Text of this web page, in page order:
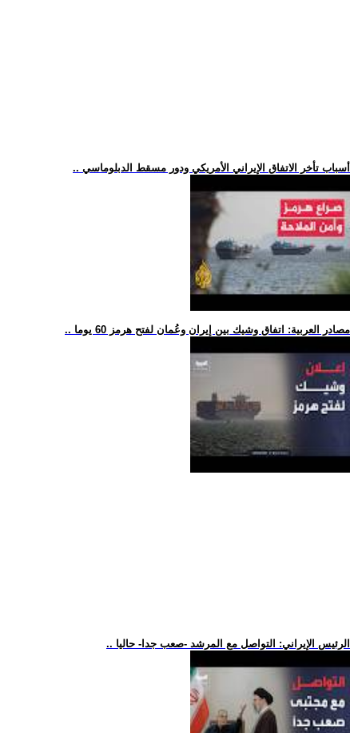
.. أسباب تأخر الاتفاق الإيراني الأمريكي ودور مسقط الدبلوماسي
.. مصادر العربية: اتفاق وشيك بين إيران وعُمان لفتح هرمز 60 يوما
.. الرئيس الإيراني: التواصل مع المرشد -صعب جدا- حاليا